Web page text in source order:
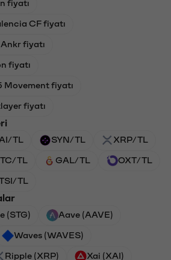
fiyatı
CF fiyatı
fiyatı
fiyatı
Movement fiyatı
fiyatı
TL SYN/TL XRP/TL
TL GAL/TL OXT/TL
TL
(STG) Aave (AAVE)
Waves (WAVES)
Ripple (XRP) Xai (XAI)